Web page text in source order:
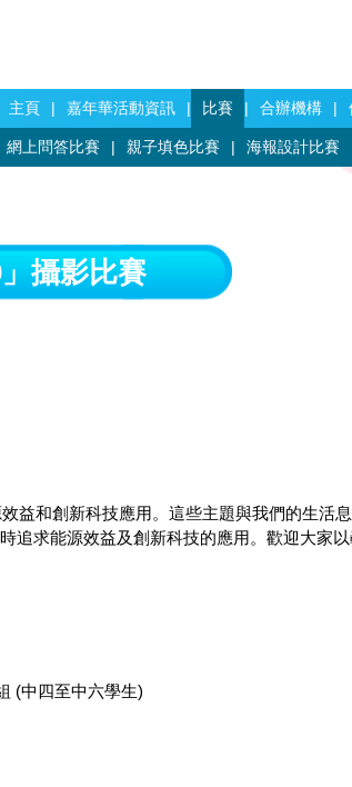
主頁 嘉年華活動資訊 比賽 合辦機構
網上問答比賽 親子填色比賽 海報設計比賽
」攝影比賽
益和創新科技應用。這些主題與我們的生活
追求能源效益及創新科技的應用。歡迎大家
(中四至中六學生)